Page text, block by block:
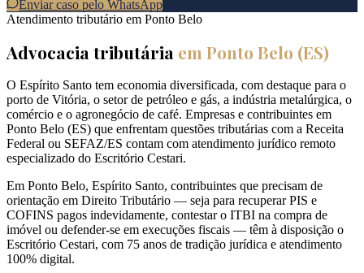
Enviar caso pelo WhatsApp
Atendimento tributário em Ponto Belo
Advocacia tributária em Ponto Belo (ES)
O Espírito Santo tem economia diversificada, com destaque para o
porto de Vitória, o setor de petróleo e gás, a indústria metalúrgica, o
comércio e o agronegócio de café. Empresas e contribuintes em
Ponto Belo (ES) que enfrentam questões tributárias com a Receita
Federal ou SEFAZ/ES contam com atendimento jurídico remoto
especializado do Escritório Cestari.
Em Ponto Belo, Espírito Santo, contribuintes que precisam de
orientação em Direito Tributário — seja para recuperar PIS e
COFINS pagos indevidamente, contestar o ITBI na compra de
imóvel ou defender-se em execuções fiscais — têm à disposição o
Escritório Cestari, com 75 anos de tradição jurídica e atendimento
100% digital.